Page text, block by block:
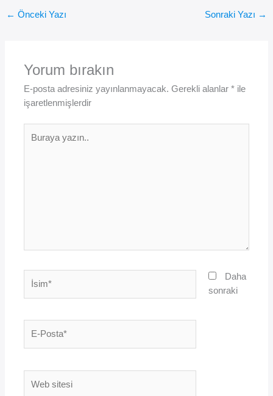
← Önceki Yazı Sonraki Yazı →
Yorum bırakın
E-posta adresiniz yayınlanmayacak. Gerekli alanlar* ile
işaretlenmişlerdir
yazın..
Posta*
sitesi
Daha
sonraki